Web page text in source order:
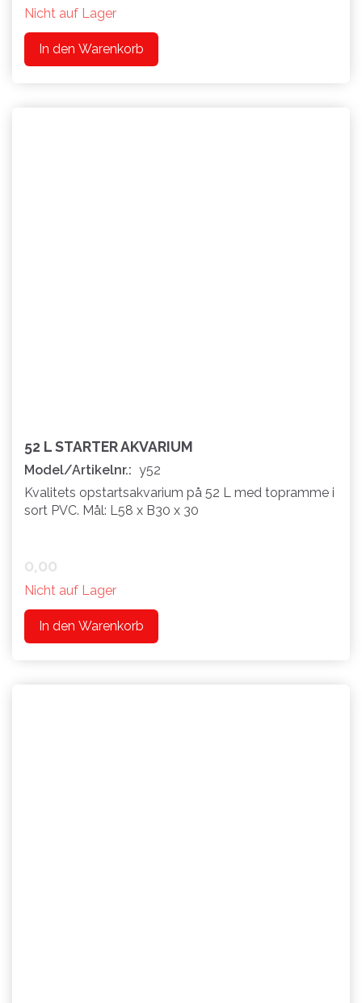
Nicht auf Lager
In den Warenkorb
52 L STARTER AKVARIUM
Model/Artikelnr.: y52
Kvalitets opstartsakvarium på 52 L med topramme i
sort PVC. Mål: L58 x B30 x 30
0,00
Nicht auf Lager
In den Warenkorb